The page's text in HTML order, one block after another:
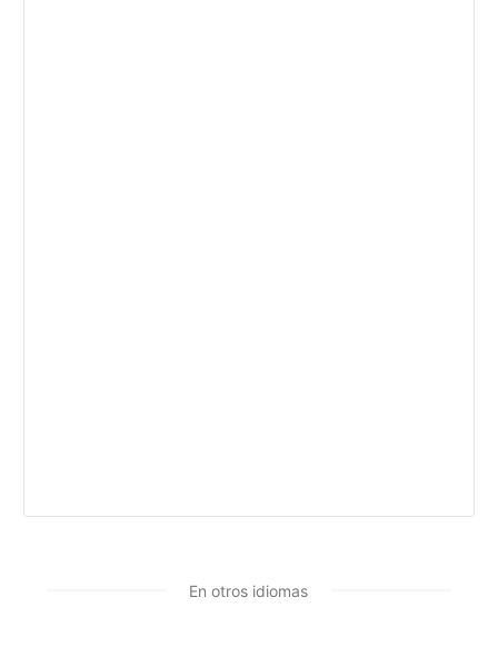
En otros idiomas